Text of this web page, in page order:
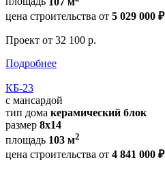
цена строительства от 5 029 000 ₽
Проект от 32 100 р.
Подробнее
КБ-23
с мансардой
тип дома керамический блок
размер 8х14
площадь 103 м2
цена строительства от 4 841 000 ₽